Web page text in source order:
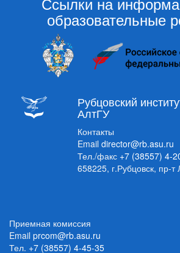
образовательные
Рубцовский
АлтГУ
Контакты
Email director@rb.asu.ru
Тел./факс +7 (38557) 4-
658225, г.Рубцовск, пр-
Приемная комиссия
Email prcom@rb.asu.ru
Тел. +7 (38557) 4-45-35